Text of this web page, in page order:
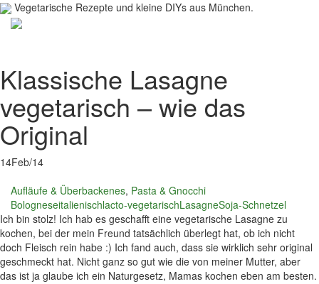
Vegetarische Rezepte und kleine DIYs aus München.
Klassische Lasagne
vegetarisch – wie das
Original
14Feb/14
Aufläufe & Überbackenes, Pasta & Gnocchi
Bologneseitalienischlacto-vegetarischLasagneSoja-Schnetzel
Ich bin stolz! Ich hab es geschafft eine vegetarische Lasagne zu
kochen, bei der mein Freund tatsächlich überlegt hat, ob ich nicht
doch Fleisch rein habe :) Ich fand auch, dass sie wirklich sehr original
geschmeckt hat. Nicht ganz so gut wie die von meiner Mutter, aber
das ist ja glaube ich ein Naturgesetz, Mamas kochen eben am besten.